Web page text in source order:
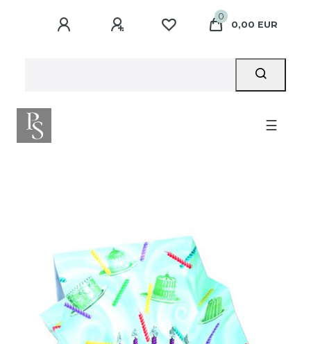
0
0,00 EUR
☰